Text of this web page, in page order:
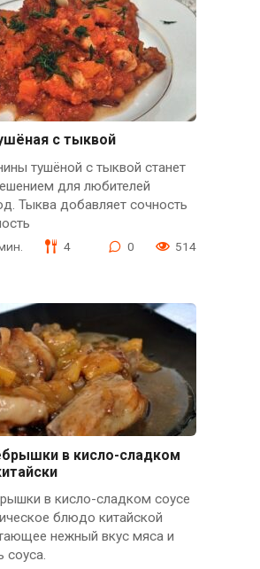
с тыквой
тушёной с тыквой станет
для любителей
Тыква добавляет сочность
4 0 514
в кисло-сладком
в кисло-сладком соусе
блюдо китайской
нежный вкус мяса и
соуса.